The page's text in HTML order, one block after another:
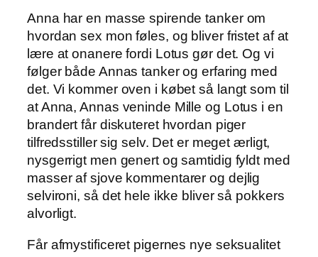
Anna har en masse spirende tanker om
hvordan sex mon føles, og bliver fristet af at
lære at onanere fordi Lotus gør det. Og vi
følger både Annas tanker og erfaring med
det. Vi kommer oven i købet så langt som til
at Anna, Annas veninde Mille og Lotus i en
brandert får diskuteret hvordan piger
tilfredsstiller sig selv. Det er meget ærligt,
nysgerrigt men genert og samtidig fyldt med
masser af sjove kommentarer og dejlig
selvironi, så det hele ikke bliver så pokkers
alvorligt.
Får afmystificeret pigernes nye seksualitet